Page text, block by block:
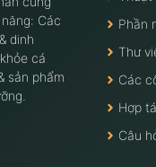
Các
dinh
cá
sản phẩm
Phần
Thư
Các
Hợp
Câu